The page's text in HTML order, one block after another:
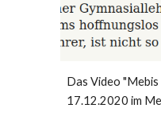
Das Video "Mebis
17.12.2020 im